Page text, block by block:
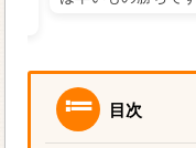
目次